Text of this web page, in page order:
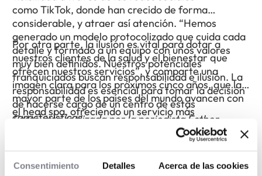
Consentimiento Detalles Acerca de las cookies
como TikTok, donde han crecido de forma
considerable, y atraer así atención. “Hemos
generado un modelo protocolizado que cuida cada
detalle y formado a un equipo con unos valores
muy bien definidos. Nuestros potenciales
franquiciados buscan responsabilidad e ilusión. La
responsabilidad es esencial para tomar la decisión
de hacerse cargo de un centro de estas
características.
Por otra parte, la ilusión es vital para dotar a
nuestros clientes de la salud y el bienestar que
ofrecen nuestros servicios”, y comparte una
imagen clara para los próximos cinco años, que la
mayor parte de los países del mundo avancen con
el head spa, ofreciendo un servicio más
profesionalizado, consolidando la terapia y
Entrevista realizada por la periodista Esther
Molina para L’Express Franchise, publicada en